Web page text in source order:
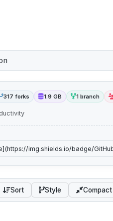
317 forks 1.9 GB 1 branch
Sort Style Compact